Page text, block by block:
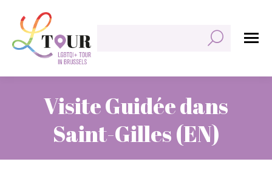
Visite Guidée dans
Saint-Gilles (EN)